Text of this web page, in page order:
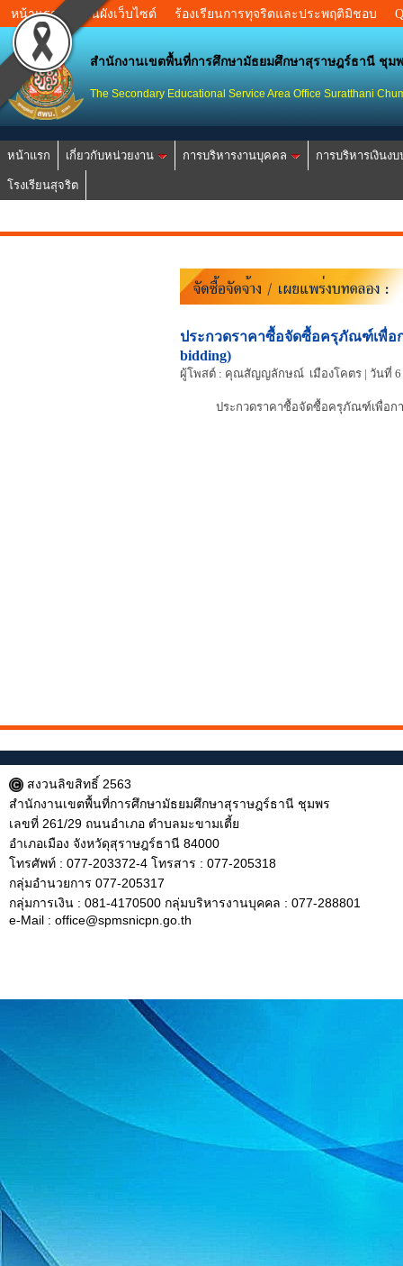
หน้าแรก แผนผังเว็บไซต์ ร้องเรียนการทุจริตและประพฤติมิชอบ
สำนักงานเขตพื้นที่การศึกษามัธยมศึกษาสุราษฎร์ธานี ชุม
The Secondary Educational Service Area Office Suratthani
หน้าแรก เกี่ยวกับหน่วยงาน การบริหารงานบุคคล การบริหารเงินง
โรงเรียนสุจริต
ประกวดราคาซื้อจัดซื้อครุภัณฑ์เพื่อ
bidding)
ผู้โพสต์ : คุณสัญญลักษณ์ เมืองโคตร | วันที่ 6
ประกวดราคาซื้อจัดซื้อครุภัณฑ์เพื่อกา
สงวนลิขสิทธิ์ 2563
สำนักงานเขตพื้นที่การศึกษามัธยมศึกษาสุราษฎร์ธานี ชุมพร
เลขที่ 261/29 ถนนอำเภอ ตำบลมะขามเตี้ย
อำเภอเมือง จังหวัดุสุราษฎร์ธานี 84000
โทรศัพท์ : 077-203372-4 โทรสาร : 077-205318
กลุ่มอำนวยการ 077-205317
กลุ่มการเงิน : 081-4170500 กลุ่มบริหารงานบุคคล : 077-288801
e-Mail : office@spmsnicpn.go.th